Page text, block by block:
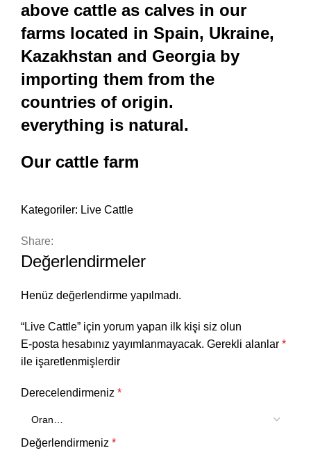
above cattle as calves in our
farms located in Spain, Ukraine,
Kazakhstan and Georgia by
importing them from the
countries of origin.
everything is natural.
Our cattle farm
Kategoriler: Live Cattle
Share:
Değerlendirmeler
Henüz değerlendirme yapılmadı.
“Live Cattle” için yorum yapan ilk kişi siz olun
E-posta hesabınız yayımlanmayacak. Gerekli alanlar *
ile işaretlenmişlerdir
Derecelendirmeniz *
Değerlendirmeniz *